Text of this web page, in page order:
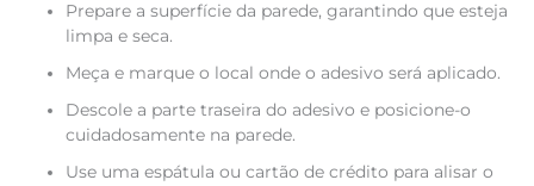
Prepare a superfície da parede, garantindo que esteja
limpa e seca.
Meça e marque o local onde o adesivo será aplicado.
Descole a parte traseira do adesivo e posicione-o
cuidadosamente na parede.
Use uma espátula ou cartão de crédito para alisar o